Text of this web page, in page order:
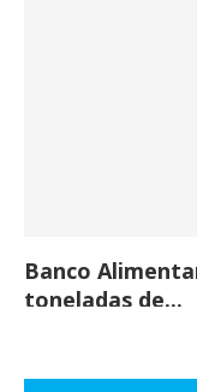
Banco
toneladas de...